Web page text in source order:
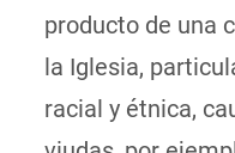
producto de una
la Iglesia,
racial y étnica,